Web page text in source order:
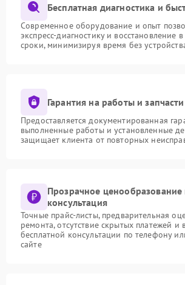
Бесплатная диагностика и
Современное оборудование и опыт
экспресс-диагностику и восстановление
сроки, минимизируя время без
Гарантия на работы и запчасти
Предоставляется документированная
выполненные работы и установленные
защищает клиента от повторных
Прозрачное ценообразование
консультация
Точные прайс-листы, предварительная
ремонта, отсутствие скрытых платежей и
бесплатной консультации по телефону
сайте